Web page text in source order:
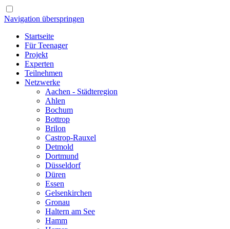
Navigation überspringen
Startseite
Für Teenager
Projekt
Experten
Teilnehmen
Netzwerke
Aachen - Städteregion
Ahlen
Bochum
Bottrop
Brilon
Castrop-Rauxel
Detmold
Dortmund
Düsseldorf
Düren
Essen
Gelsenkirchen
Gronau
Haltern am See
Hamm